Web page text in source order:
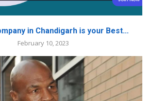
in Chandigarh is your Best...
February 10, 2023